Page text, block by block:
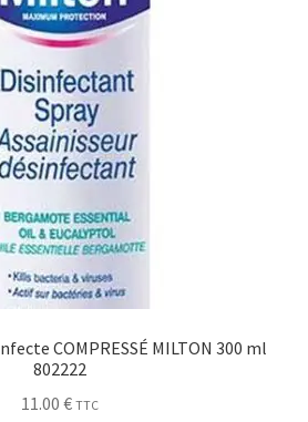
COMPRESSÉ MILTON 300 ml
802222
11.00 € TTC